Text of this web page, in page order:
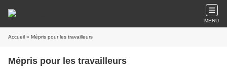
MENU
Accueil » Mépris pour les travailleurs
Mépris pour les travailleurs